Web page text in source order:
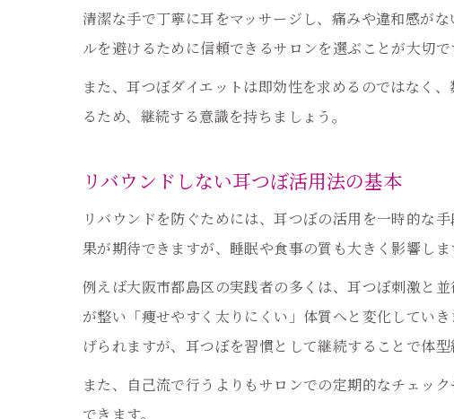
清潔な手で丁寧に耳をマッサージし、痛みや違和感が
ルを避けるために信頼できるサロンを選ぶことが大切で
また、耳つぼダイエットは即効性を求めるのではなく
るため、継続する意識を持ちましょう。
リバウンドしない耳つぼ活用法の基本
リバウンドを防ぐためには、耳つぼの活用を一時的な
果が期待できますが、睡眠や食事の質も大きく影響しま
例えば大阪市都島区の実践者の多くは、耳つぼ刺激と
が整い「痩せやすく太りにくい」体質へと変化してい
げられますが、耳つぼを習慣として継続することで体型
また、自己流で行うよりもサロンでの定期的なチェッ
できます。